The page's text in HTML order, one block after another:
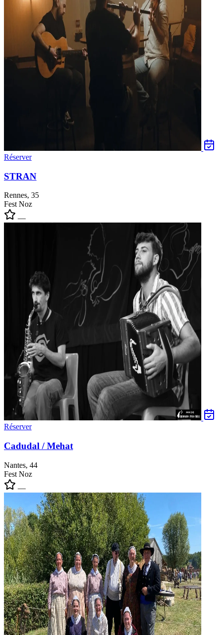
Réserver
STRAN
Rennes, 35
Fest Noz
—
Réserver
Cadudal / Mehat
Nantes, 44
Fest Noz
—